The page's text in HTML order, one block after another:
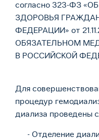
согласно 323-ФЗ
ЗДОРОВЬЯ
ФЕДЕРАЦИИ» от
ОБЯЗАТЕЛЬНОМ
В РОССИЙСКОЙ
Для
процедур
диализа проведены
- Отделение